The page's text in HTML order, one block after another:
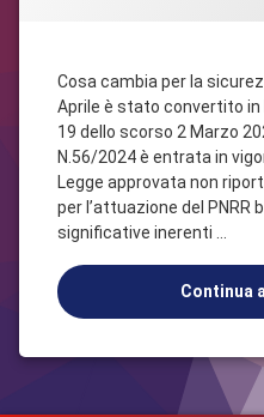
Cosa cambia per la
Aprile è stato convertito in
19 dello scorso 2 Marzo
N.56/2024 è entrata in
Legge approvata non
per l’attuazione del
significative inerenti …
Continua